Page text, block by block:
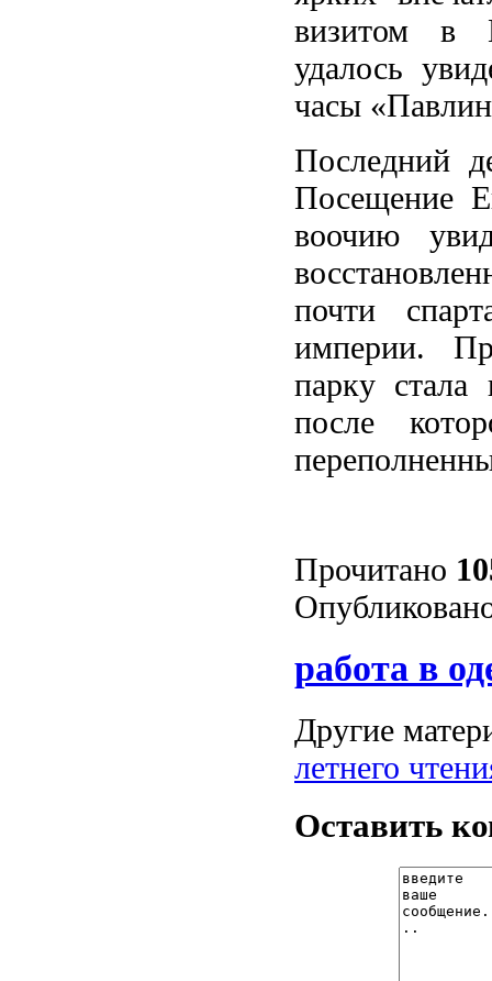
визитом в
удалось
часы
Последний
Посещение
воочию
почти
империи.
парку
после
Прочитано
работа в
Другие
летнего
Оставить